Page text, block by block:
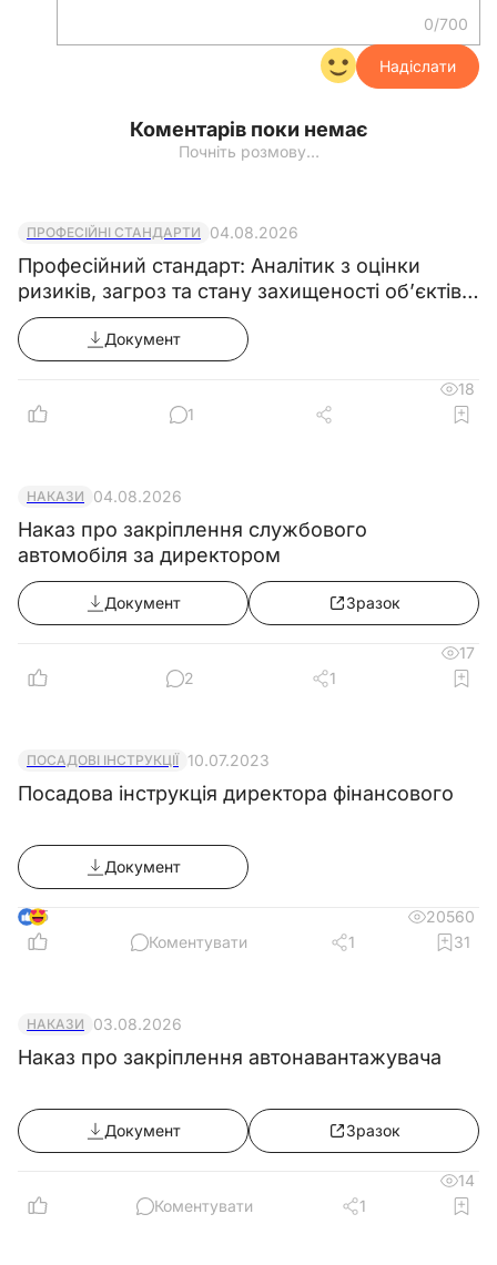
0/700
Надіслати
Коментарів поки немає
Почніть розмову…
ПРОФЕСІЙНІ СТАНДАРТИ 04.08.2026
Професійний стандарт: Аналітик з оцінки
ризиків, загроз та стану захищеності об’єктів
критичної інфраструктури
Документ
18
1
НАКАЗИ 04.08.2026
Наказ про закріплення службового
автомобіля за директором
Документ Зразок
17
2
1
ПОСАДОВІ ІНСТРУКЦІЇ 10.07.2023
Посадова інструкція директора фінансового
Документ
5
20560
Коментувати
1 31
НАКАЗИ 03.08.2026
Наказ про закріплення автонавантажувача
Документ Зразок
14
Коментувати
1